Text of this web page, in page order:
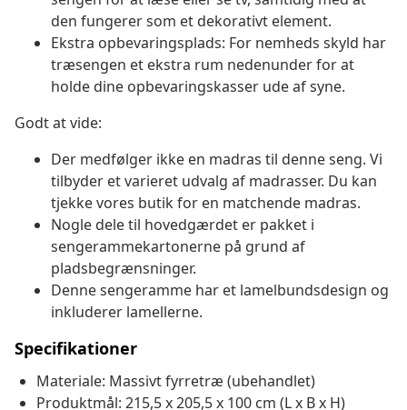
den fungerer som et dekorativt element.
Ekstra opbevaringsplads: For nemheds skyld har
træsengen et ekstra rum nedenunder for at
holde dine opbevaringskasser ude af syne.
Godt at vide:
Der medfølger ikke en madras til denne seng. Vi
tilbyder et varieret udvalg af madrasser. Du kan
tjekke vores butik for en matchende madras.
Nogle dele til hovedgærdet er pakket i
sengerammekartonerne på grund af
pladsbegrænsninger.
Denne sengeramme har et lamelbundsdesign og
inkluderer lamellerne.
Specifikationer
Materiale: Massivt fyrretræ (ubehandlet)
Produktmål: 215,5 x 205,5 x 100 cm (L x B x H)